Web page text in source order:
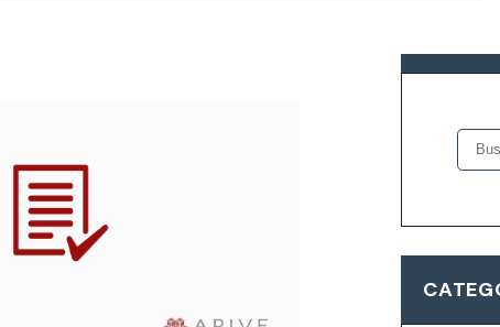
para Refuerzo de